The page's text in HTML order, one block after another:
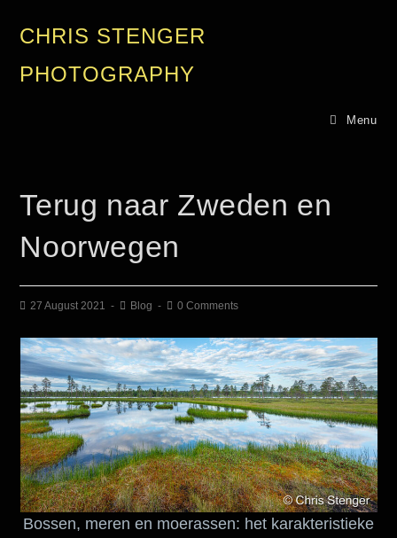
CHRIS STENGER
PHOTOGRAPHY
Menu
Terug naar Zweden en
Noorwegen
27 August 2021 Blog 0 Comments
Bossen, meren en moerassen: het karakteristieke